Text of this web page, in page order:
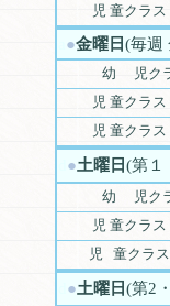
児 童クラ
●金曜日(毎週
幼 児ク
児 童クラ
児 童クラ
●土曜日(第
幼 児ク
児 童クラ
児 童クラ
●土曜日(第2